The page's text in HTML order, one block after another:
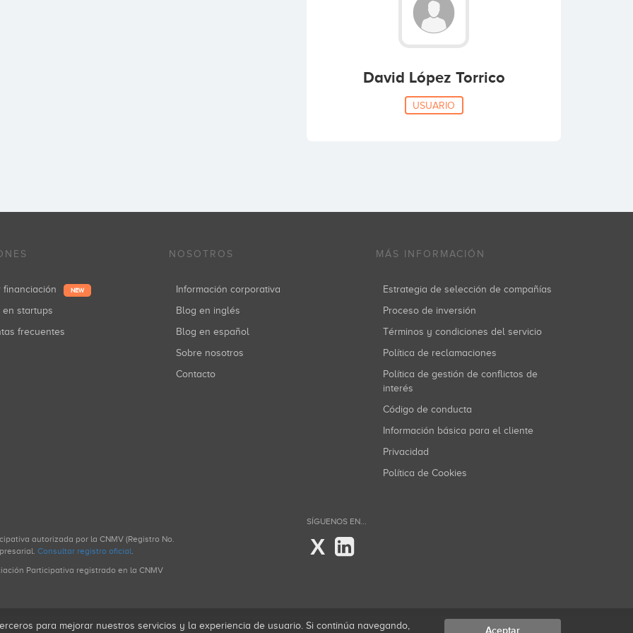
David López Torrico
USUARIO
financiación NEW
en startups
frecuentes
NOSOTROS
Información corporativa
Blog en inglés
Blog en español
Sobre nosotros
Contacto
MÁS INFORMACIÓN
Estrategia de selección de compañías
Proceso de inversión
Términos y condiciones del servicio
Política de reclamaciones
Política de gestión de conflictos de
interés
Código de conducta
Información básica para el cliente
Privacidad
Política de Cookies
autorizada por la CNMV (Registro No.
Consultar registro oficial.
Participativa registrado en la CNMV
SÍGUENOS EN...
X
para mejorar nuestros servicios y la experiencia de usuario. Si continúa navegando, Aceptar